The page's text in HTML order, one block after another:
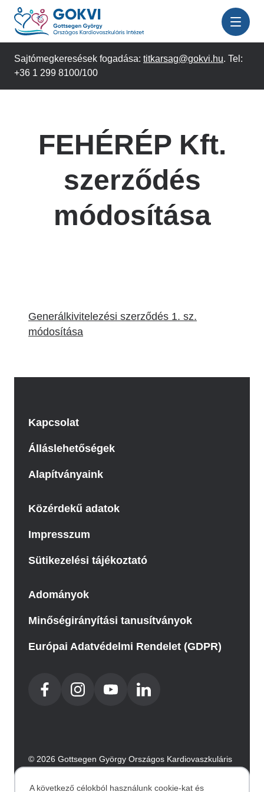
Ugrás
tartalomra
Sajtómegkeresések fogadása: titkarsag@gokvi.hu. Tel:
+36 1 299 8100/100
FEHÉRÉP Kft.
szerződés
módosítása
Generálkivitelezési szerződés 1. sz.
módosítása
Kapcsolat
Álláslehetőségek
Alapítványaink
Közérdekű adatok
Impresszum
Sütikezelési tájékoztató
Adományok
Minőségirányítási tanusítványok
Európai Adatvédelmi Rendelet (GDPR)
© 2026 Gottsegen György Országos Kardiovaszkuláris
Intézet. Minden jog fenntartva.
A következő célokból használunk cookie-kat és